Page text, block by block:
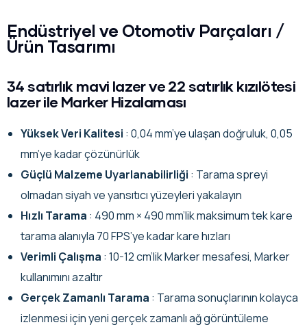
Endüstriyel ve Otomotiv Parçaları /
Ürün Tasarımı
34 satırlık mavi lazer ve 22 satırlık kızılötesi
lazer ile Marker Hizalaması
Yüksek Veri Kalitesi : 0,04 mm’ye ulaşan doğruluk, 0,05
mm’ye kadar çözünürlük
Güçlü Malzeme Uyarlanabilirliği : Tarama spreyi
olmadan siyah ve yansıtıcı yüzeyleri yakalayın
Hızlı Tarama : 490 mm × 490 mm’lik maksimum tek kare
tarama alanıyla 70 FPS’ye kadar kare hızları
Verimli Çalışma : 10-12 cm’lik Marker mesafesi, Marker
kullanımını azaltır
Gerçek Zamanlı Tarama : Tarama sonuçlarının kolayca
izlenmesi için yeni gerçek zamanlı ağ görüntüleme